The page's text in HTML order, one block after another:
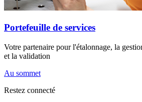
Portefeuille de services
Votre partenaire pour l'étalonnage, la
et la validation
Au sommet
Restez connecté